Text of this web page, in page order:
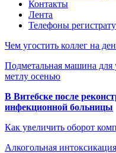
Контакты
Лента
Телефоны
Чем угостить коллег на
Подметальная машина для
метлу осенью
В Витебске после
инфекционной больницы
Как увеличить оборот
Алкогольная